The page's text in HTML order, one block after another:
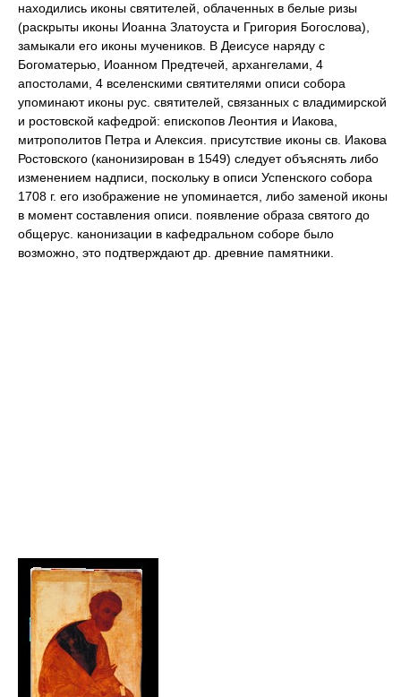
находились иконы святителей, облаченных в белые ризы
(раскрыты иконы Иоанна Златоуста и Григория Богослова),
замыкали его иконы мучеников. В Деисусе наряду с
Богоматерью, Иоанном Предтечей, архангелами, 4
апостолами, 4 вселенскими святителями описи собора
упоминают иконы рус. святителей, связанных с владимирской
и ростовской кафедрой: епископов Леонтия и Иакова,
митрополитов Петра и Алексия. присутствие иконы св. Иакова
Ростовского (канонизирован в 1549) следует объяснять либо
изменением надписи, поскольку в описи Успенского собора
1708 г. его изображение не упоминается, либо заменой иконы
в момент составления описи. появление образа святого до
общерус. канонизации в кафедральном соборе было
возможно, это подтверждают др. древние памятники.